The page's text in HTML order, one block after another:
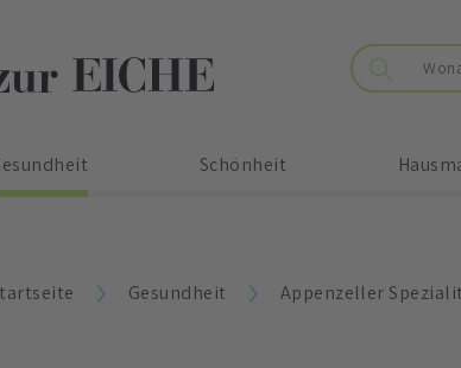
Schönheit
Gesundheit Appenzeller